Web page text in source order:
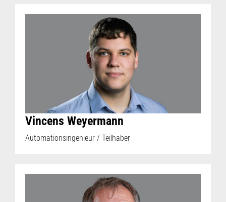
Vincens Weyermann
Automationsingenieur / Teilhaber